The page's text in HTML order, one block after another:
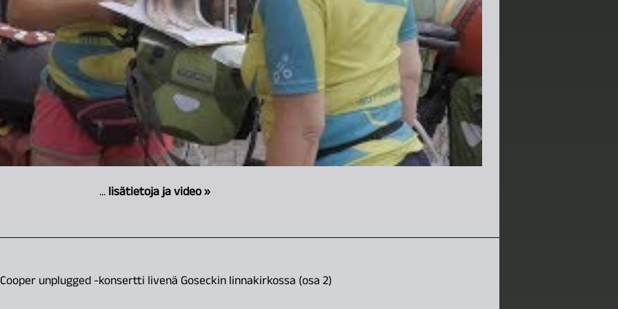
...lisätietoja ja video »
unplugged -konsertti livenä Goseckin linnakirkossa (osa 2)